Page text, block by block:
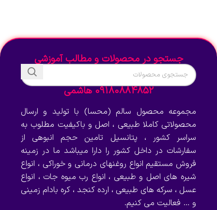
جستجو در محصولات و مطالب آموزشی
09180884852 هاشمی
مجموعه محصول سالم (محسا) با تولید و ارسال
محصولاتی کاملا طبیعی ، اصل و باکیفیت مطلوب به
سراسر کشور ، پتانسیل تامین حجم انبوهی از
سفارشات در داخل کشور را دارا میباشد ما در زمینه
فروش مستقیم انواع روغنهای درمانی و خوراکی ، انواع
شیره های اصل و طبیعی ، انواع رب میوه جات ، انواع
عسل ، سرکه های طبیعی ، ارده کنجد ، کره بادام زمینی
و … فعالیت می کنیم.